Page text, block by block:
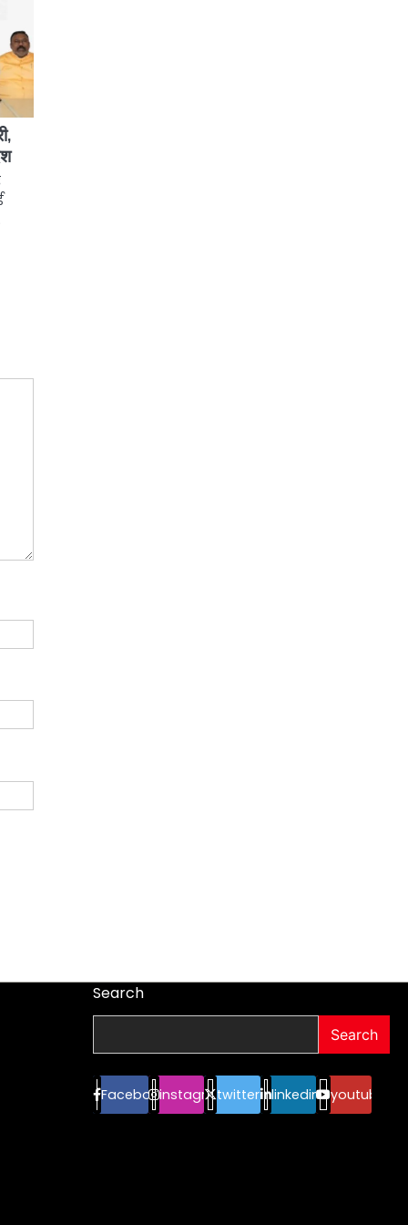
Search
Search
Facebookinstagramtwitter linkedin youtube